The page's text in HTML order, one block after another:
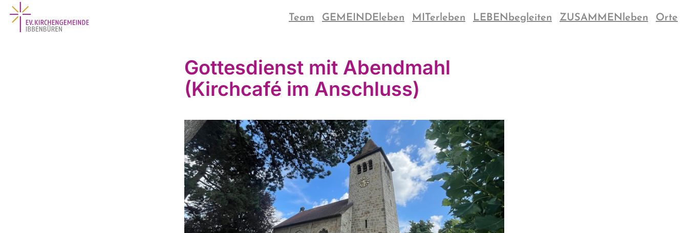
Team GEMEINDEleben MITerleben LEBENbegleiten ZUSAMMENleben Orte
Gottesdienst mit Abendmahl
(Kirchcafé im Anschluss)